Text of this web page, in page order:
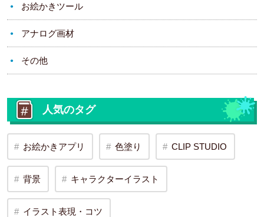
お絵かきツール
アナログ画材
その他
人気のタグ
お絵かきアプリ 色塗り CLIP STUDIO
背景 キャラクターイラスト
イラスト表現・コツ